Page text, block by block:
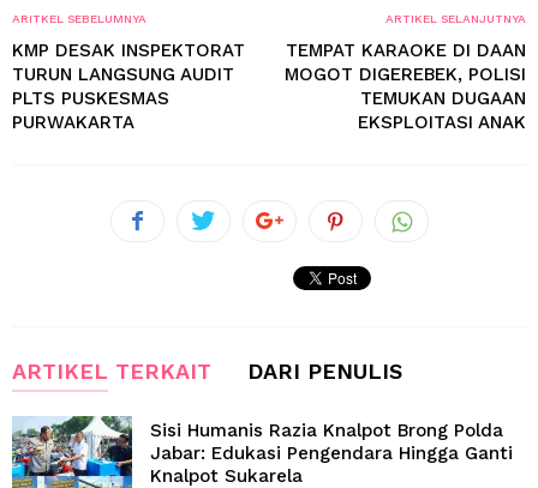
ARITKEL SEBELUMNYA
KMP DESAK INSPEKTORAT
TURUN LANGSUNG AUDIT
PLTS PUSKESMAS
PURWAKARTA
ARTIKEL SELANJUTNYA
TEMPAT KARAOKE DI DAAN
MOGOT DIGEREBEK, POLISI
TEMUKAN DUGAAN
EKSPLOITASI ANAK
ARTIKEL TERKAIT DARI PENULIS
Sisi Humanis Razia Knalpot Brong Polda
Jabar: Edukasi Pengendara Hingga Ganti
Knalpot Sukarela